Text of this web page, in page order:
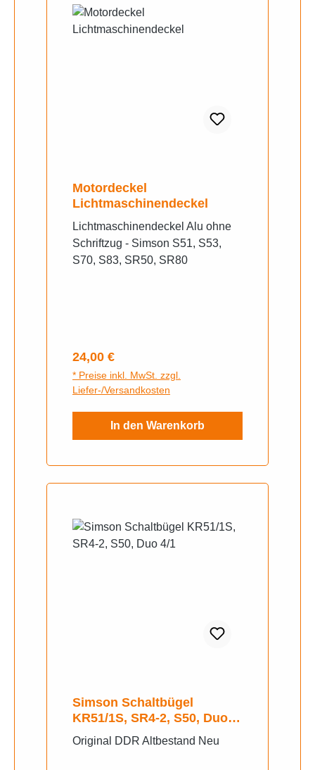
Motordeckel
Lichtmaschinendeckel
Lichtmaschinendeckel Alu ohne
Schriftzug - Simson S51, S53,
S70, S83, SR50, SR80
Regulärer Preis:
24,00 €
* Preise inkl. MwSt. zzgl.
Liefer-/Versandkosten
In den Warenkorb
Simson Schaltbügel
KR51/1S, SR4-2, S50, Duo
4/1
Original DDR Altbestand Neu